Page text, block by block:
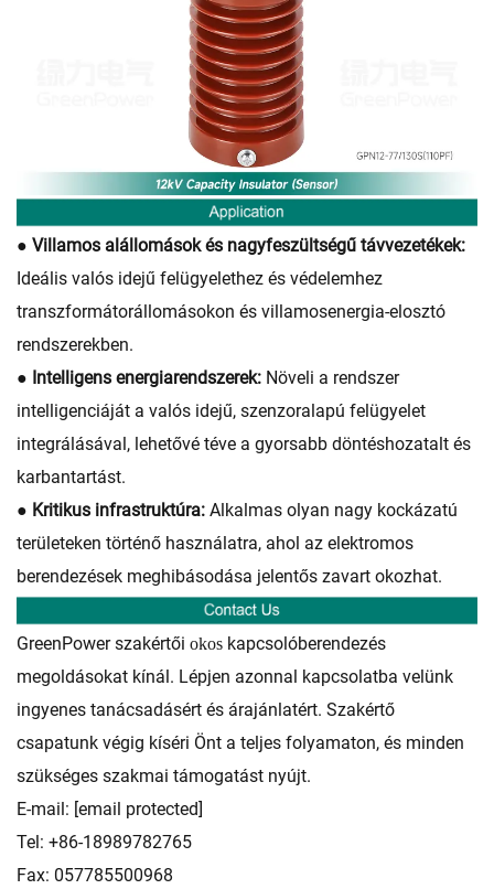
● Villamos alállomások és nagyfeszültségű távvezetékek:
Ideális valós idejű felügyelethez és védelemhez
transzformátorállomásokon és villamosenergia-elosztó
rendszerekben.
● Intelligens energiarendszerek: Növeli a rendszer
intelligenciáját a valós idejű, szenzoralapú felügyelet
integrálásával, lehetővé téve a gyorsabb döntéshozatalt és
karbantartást.
● Kritikus infrastruktúra: Alkalmas olyan nagy kockázatú
területeken történő használatra, ahol az elektromos
berendezések meghibásodása jelentős zavart okozhat.
GreenPower szakértői okos kapcsolóberendezés
megoldásokat kínál. Lépjen azonnal kapcsolatba velünk
ingyenes tanácsadásért és árajánlatért. Szakértő
csapatunk végig kíséri Önt a teljes folyamaton, és minden
szükséges szakmai támogatást nyújt.
E-mail: [email protected]
Tel: +86-18989782765
Fax: 057785500968